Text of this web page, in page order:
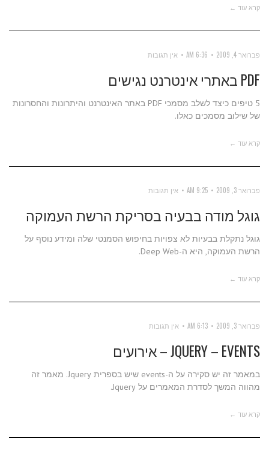
קרא עוד ←
פברואר 4, 2009 6:36 AM אין תגובות
PDF באתרי אינטרנט נגישים
5 טיפים כיצד לשלב מסמכי PDF באתר האינטרנט והיתרונות והחסרונות
של שילוב מסמכים כאלו.
קרא עוד ←
פברואר 3, 2009 9:25 AM אין תגובות
גוגל מודה בבעיה בסריקת הרשת העמוקה
גוגל נתקלת בבעיות לא צפויות בחיפוש הסמנטי שלה ומידע נוסף על
הרשת העמוקה, היא ה-Deep Web.
קרא עוד ←
פברואר 3, 2009 6:13 AM אין תגובות
JQUERY – EVENTS – אירועים
במאמר זה יש סקירה על ה-events שיש בספרית Jquery. מאמר זה
מהווה המשך לסדרת המאמרים על Jquery.
קרא עוד ←